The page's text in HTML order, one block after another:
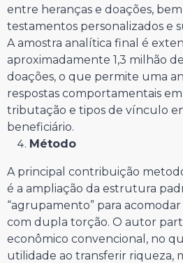
entre heranças e doações,
testamentos personalizados e
A amostra analítica final é
aproximadamente 1,3 milhão
doações, o que permite uma
respostas comportamentais
tributação e tipos de vínculo
beneficiário.
Método
A principal contribuição
é a ampliação da estrutura
“agrupamento” para
com dupla torção. O autor
econômico convencional, no
utilidade ao transferir riqueza,